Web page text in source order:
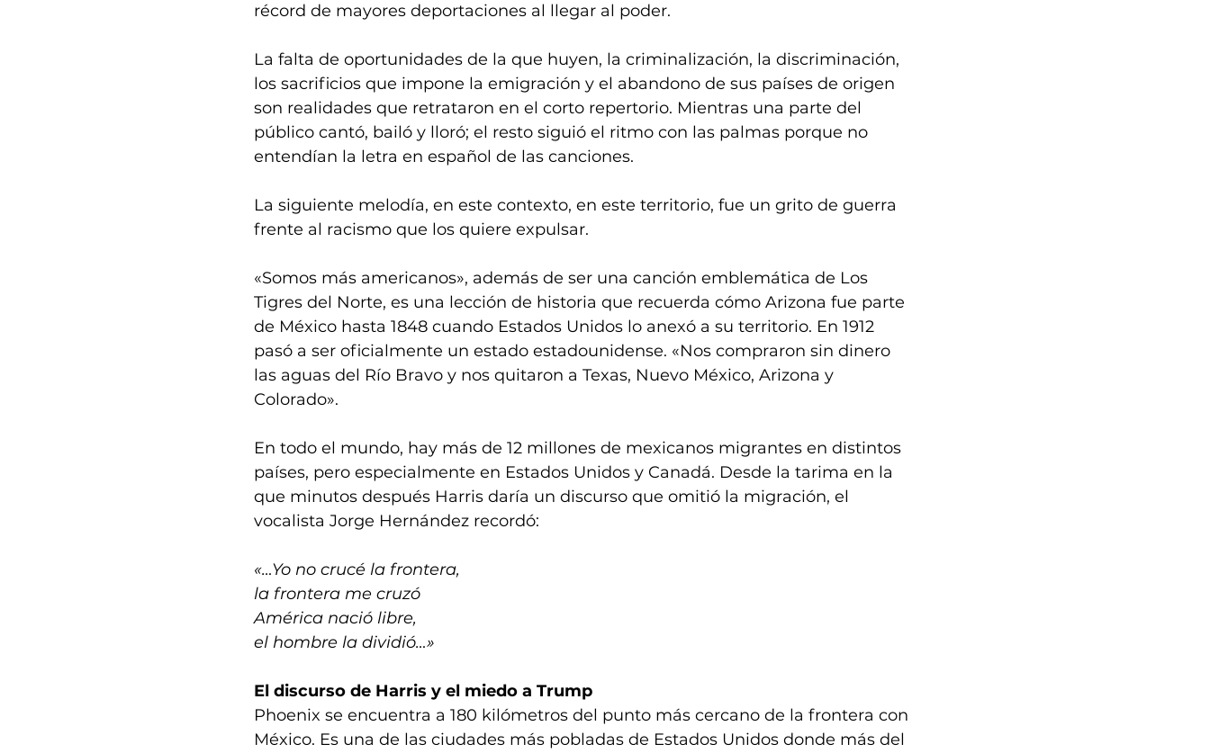
récord de mayores deportaciones al llegar al poder.
La falta de oportunidades de la que huyen, la criminalización, la discriminación,
los sacrificios que impone la emigración y el abandono de sus países de origen
son realidades que retrataron en el corto repertorio. Mientras una parte del
público cantó, bailó y lloró; el resto siguió el ritmo con las palmas porque no
entendían la letra en español de las canciones.
La siguiente melodía, en este contexto, en este territorio, fue un grito de guerra
frente al racismo que los quiere expulsar.
«Somos más americanos», además de ser una canción emblemática de Los
Tigres del Norte, es una lección de historia que recuerda cómo Arizona fue parte
de México hasta 1848 cuando Estados Unidos lo anexó a su territorio. En 1912
pasó a ser oficialmente un estado estadounidense. «Nos compraron sin dinero
las aguas del Río Bravo y nos quitaron a Texas, Nuevo México, Arizona y
Colorado».
En todo el mundo, hay más de 12 millones de mexicanos migrantes en distintos
países, pero especialmente en Estados Unidos y Canadá. Desde la tarima en la
que minutos después Harris daría un discurso que omitió la migración, el
vocalista Jorge Hernández recordó:
«…Yo no crucé la frontera,
la frontera me cruzó
América nació libre,
el hombre la dividió…»
El discurso de Harris y el miedo a Trump
Phoenix se encuentra a 180 kilómetros del punto más cercano de la frontera con
México. Es una de las ciudades más pobladas de Estados Unidos donde más del